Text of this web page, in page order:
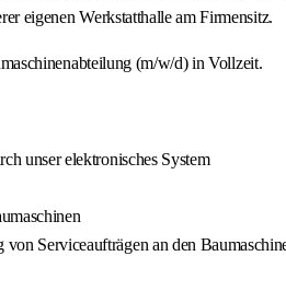
eigenen Werkstatthalle am Firmensitz.
(m/w/d) in Vollzeit.
unser elektronisches System
Serviceaufträgen an den